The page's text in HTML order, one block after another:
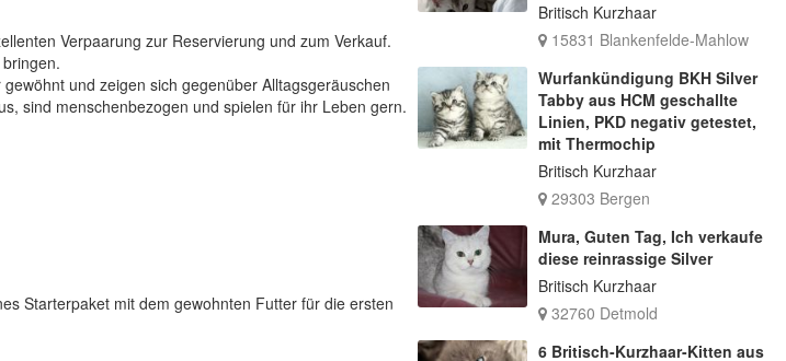
Verpaarung zur Reservierung und zum Verkauf.
und zeigen sich gegenüber Alltagsgeräuschen
sind menschenbezogen und spielen für ihr Leben gern.
Starterpaket mit dem gewohnten Futter für die ersten
Britisch Kurzhaar
15831 Blankenfelde-Mahlow
Wurfankündigung BKH Silver
Tabby aus HCM geschallte
Linien, PKD negativ getestet,
mit Thermochip
Britisch Kurzhaar
29303 Bergen
Mura, Guten Tag, Ich verkaufe
diese reinrassige Silver
Britisch Kurzhaar
32760 Detmold
6 Britisch-Kurzhaar-Kitten aus